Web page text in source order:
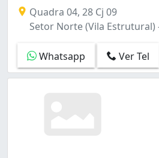
Quadra 04, 28 Cj 09
Setor Norte (Vila Estrutural)
Whatsapp Ver Tel